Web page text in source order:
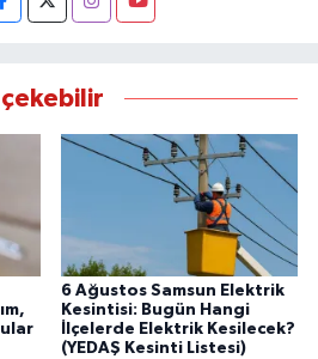
çekebilir
6 Ağustos Samsun Elektrik
Kesintisi: Bugün Hangi
İlçelerde Elektrik Kesilecek?
(YEDAŞ Kesinti Listesi)